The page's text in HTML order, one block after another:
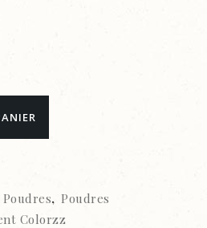
Poudres, Poudres
Colorzz